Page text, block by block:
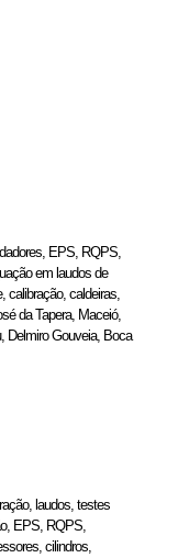
EPS, RQPS,
em laudos de
calibração, caldeiras,
da Tapera, Maceió,
Delmiro Gouveia, Boca
laudos, testes
EPS, RQPS,
cilindros,